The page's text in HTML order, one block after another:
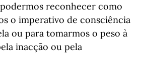
reconhecer como
o imperativo de consciência
ou para tomarmos o peso à
inacção ou pela